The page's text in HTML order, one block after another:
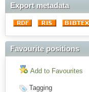
Export metadata
Favourite positions
Add to Favourites
Tagging